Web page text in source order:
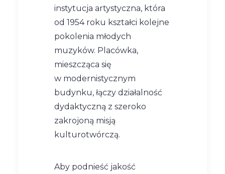
instytucja artystyczna, która
od 1954 roku kształci kolejne
pokolenia młodych
muzyków. Placówka,
mieszcząca się
w modernistycznym
budynku, łączy działalność
dydaktyczną z szeroko
zakrojoną misją
kulturotwórczą.
Aby podnieść jakość